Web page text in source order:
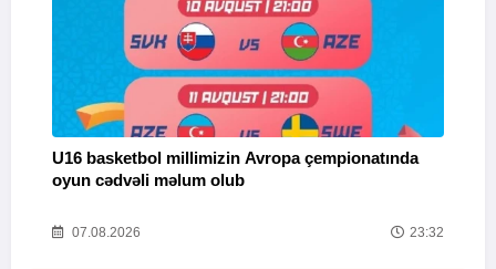
U16 basketbol millimizin Avropa çempionatında
oyun cədvəli məlum olub
07.08.2026 23:32